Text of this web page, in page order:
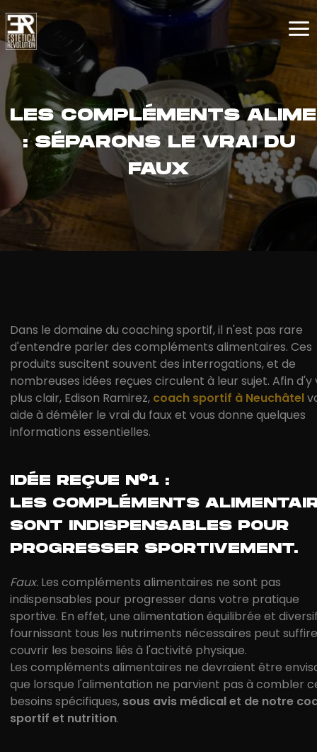
LES COMPLÉMENTS
: SÉPARONS LE VRAI DU
FAUX
Dans le domaine du coaching sportif, il n'est pas rare
d'entendre parler des compléments alimentaires. Ces
produits suscitent souvent des interrogations, et de
nombreuses idées reçues circulent à leur sujet. Afin d'y
plus clair, Edison Ramirez, coach sportif à Neuchâtel
aide à démêler le vrai du faux et vous donne quelques
informations essentielles.
IDÉE REÇUE N°1 :
LES COMPLÉMENTS
SONT INDISPENSABLES POUR
PROGRESSER SPORTIVEMENT.
Faux. Les compléments alimentaires ne sont pas
indispensables pour progresser dans votre pratique
sportive. En effet, une alimentation équilibrée et
fournissant tous les nutriments nécessaires peut
couvrir les besoins liés à l'activité physique.
Les compléments alimentaires ne devraient être
que lorsque l'alimentation ne parvient pas à combler
besoins spécifiques, sous avis médical et de notre
sportif et nutrition.